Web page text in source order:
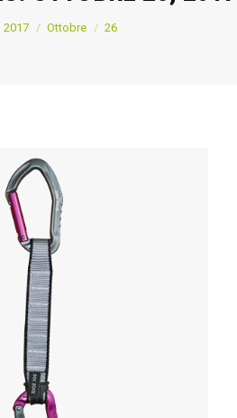
2017 Ottobre 26